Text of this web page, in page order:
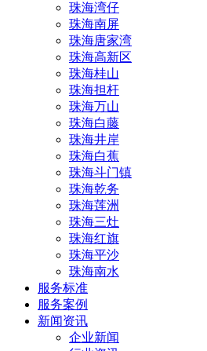
珠海湾仔
珠海南屏
珠海唐家湾
珠海高新区
珠海桂山
珠海担杆
珠海万山
珠海白藤
珠海井岸
珠海白蕉
珠海斗门镇
珠海乾务
珠海莲洲
珠海三灶
珠海红旗
珠海平沙
珠海南水
服务标准
服务案例
新闻资讯
企业新闻